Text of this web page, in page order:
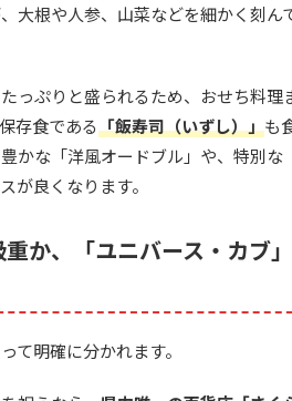
大根や人参、山菜などを細かく刻ん
っぷりと盛られるため、おせち料理
存食である「飯寿司（いずし）」も
かな「洋風オードブル」や、特別な
が良くなります。
重か、「ユニバース・カブ
て明確に分かれます。